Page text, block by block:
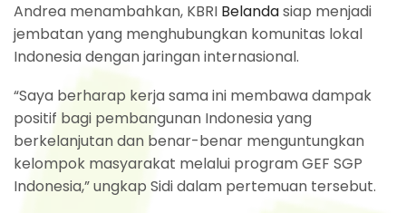
Andrea menambahkan, KBRI Belandasiap menjadi
jembatan yang menghubungkan komunitas lokal
Indonesia dengan jaringan internasional.
“Saya berharap kerja sama ini membawa dampak
positif bagi pembangunan Indonesia yang
berkelanjutan dan benar-benar menguntungkan
kelompok masyarakat melalui program GEF SGP
Indonesia,” ungkap Sidi dalam pertemuan tersebut.